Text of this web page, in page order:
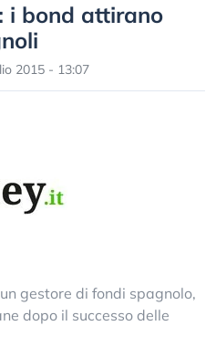
i bond attirano
2015 - 13:07
gestore di fondi spagnolo,
dopo il successo delle